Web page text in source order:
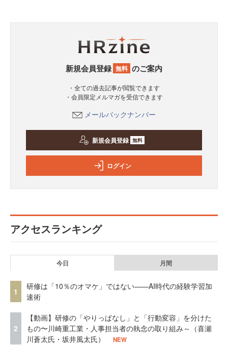
新規会員登録 無料 のご案内
・全ての過去記事が閲覧できます
・会員限定メルマガを受信できます
メールバックナンバー
新規会員登録 無料
ログイン
アクセスランキング
今日 月間
1
研修は「10％のオマケ」ではない——AI時代の経験学習加
速術
2
【動画】研修の「やりっぱなし」と「行動変容」を分けた
もの〜川崎重工業・人事担当者の執念の取り組み～（喜瀬
川蒼太氏・坂井風太氏）
NEW